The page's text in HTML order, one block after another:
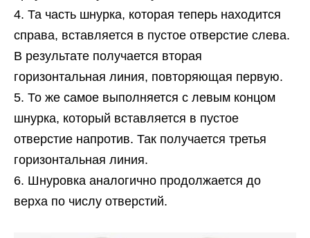
Та часть шнурка, которая теперь находится
справа, вставляется в пустое отверстие слева.
В результате получается вторая
горизонтальная линия, повторяющая первую.
То же самое выполняется с левым концом
шнурка, который вставляется в пустое
отверстие напротив. Так получается третья
горизонтальная линия.
Шнуровка аналогично продолжается до
верха по числу отверстий.